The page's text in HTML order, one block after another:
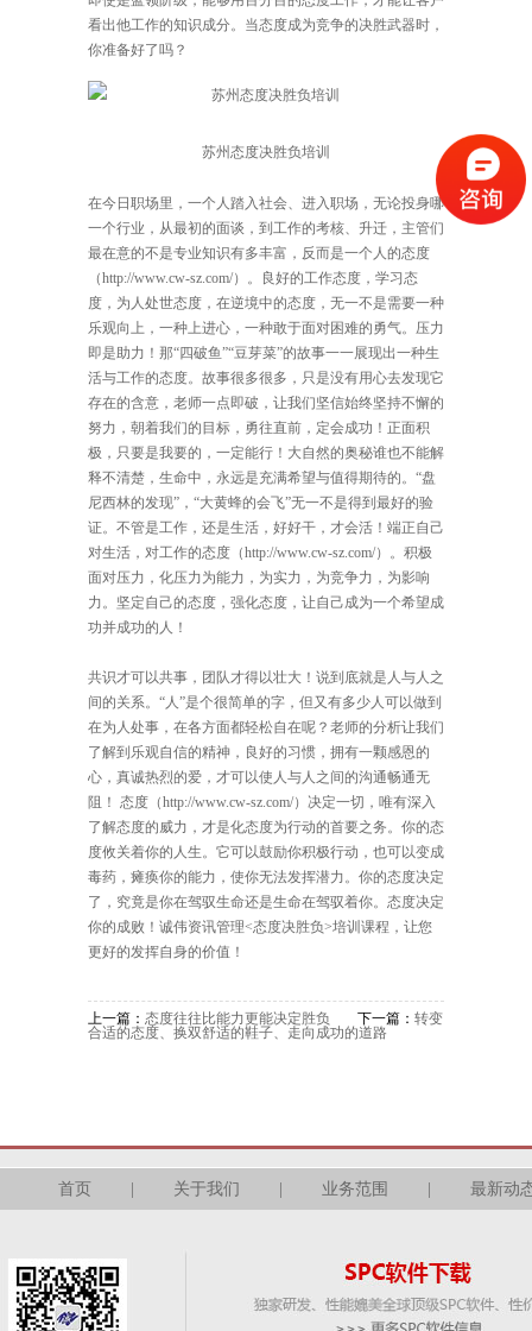
看出他工作的知识成分。当态度成为竞争的决胜武器时，
你准备好了吗？
苏州态度决胜负培训
在今日职场里，一个人踏入社会、进入职场，无论投身哪
一个行业，从最初的面谈，到工作的考核、升迁，主管们
最在意的不是专业知识有多丰富，反而是一个人的态度
（http://www.cw-sz.com/）。良好的工作态度，学习态
度，为人处世态度，在逆境中的态度，无一不是需要一种
乐观向上，一种上进心，一种敢于面对困难的勇气。压力
即是助力！那“四破鱼”“豆芽菜”的故事一一展现出一种生
活与工作的态度。故事很多很多，只是没有用心去发现它
存在的含意，老师一点即破，让我们坚信始终坚持不懈的
努力，朝着我们的目标，勇往直前，定会成功！正面积
极，只要是我要的，一定能行！大自然的奥秘谁也不能解
释不清楚，生命中，永远是充满希望与值得期待的。“盘
尼西林的发现”，“大黄蜂的会飞”无一不是得到最好的验
证。不管是工作，还是生活，好好干，才会活！端正自己
对生活，对工作的态度（http://www.cw-sz.com/）。积极
面对压力，化压力为能力，为实力，为竞争力，为影响
力。坚定自己的态度，强化态度，让自己成为一个希望成
功并成功的人！
共识才可以共事，团队才得以壮大！说到底就是人与人之
间的关系。“人”是个很简单的字，但又有多少人可以做到
在为人处事，在各方面都轻松自在呢？老师的分析让我们
了解到乐观自信的精神，良好的习惯，拥有一颗感恩的
心，真诚热烈的爱，才可以使人与人之间的沟通畅通无
阻！ 态度（http://www.cw-sz.com/）决定一切，唯有深入
了解态度的威力，才是化态度为行动的首要之务。你的态
度攸关着你的人生。它可以鼓励你积极行动，也可以变成
毒药，瘫痪你的能力，使你无法发挥潜力。你的态度决定
了，究竟是你在驾驭生命还是生命在驾驭着你。态度决定
你的成败！诚伟资讯管理<态度决胜负>培训课程，让您
更好的发挥自身的价值！
上一篇： 态度往往比能力更能决定胜负 下一篇： 转变
合适的态度、换双舒适的鞋子、走向成功的道路
首页 关于我们 业务范围 最新动